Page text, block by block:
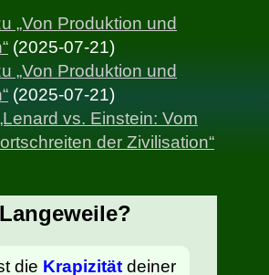
„Von Produktion und
(2025-07-21)
„Von Produktion und
(2025-07-21)
vs. Einstein: Vom
der Zivilisation“
Langeweile?
die Krapizität deiner